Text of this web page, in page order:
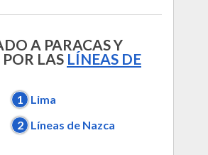
A PARACAS Y
LAS LÍNEAS DE
1
Lima
2
Líneas de Nazca